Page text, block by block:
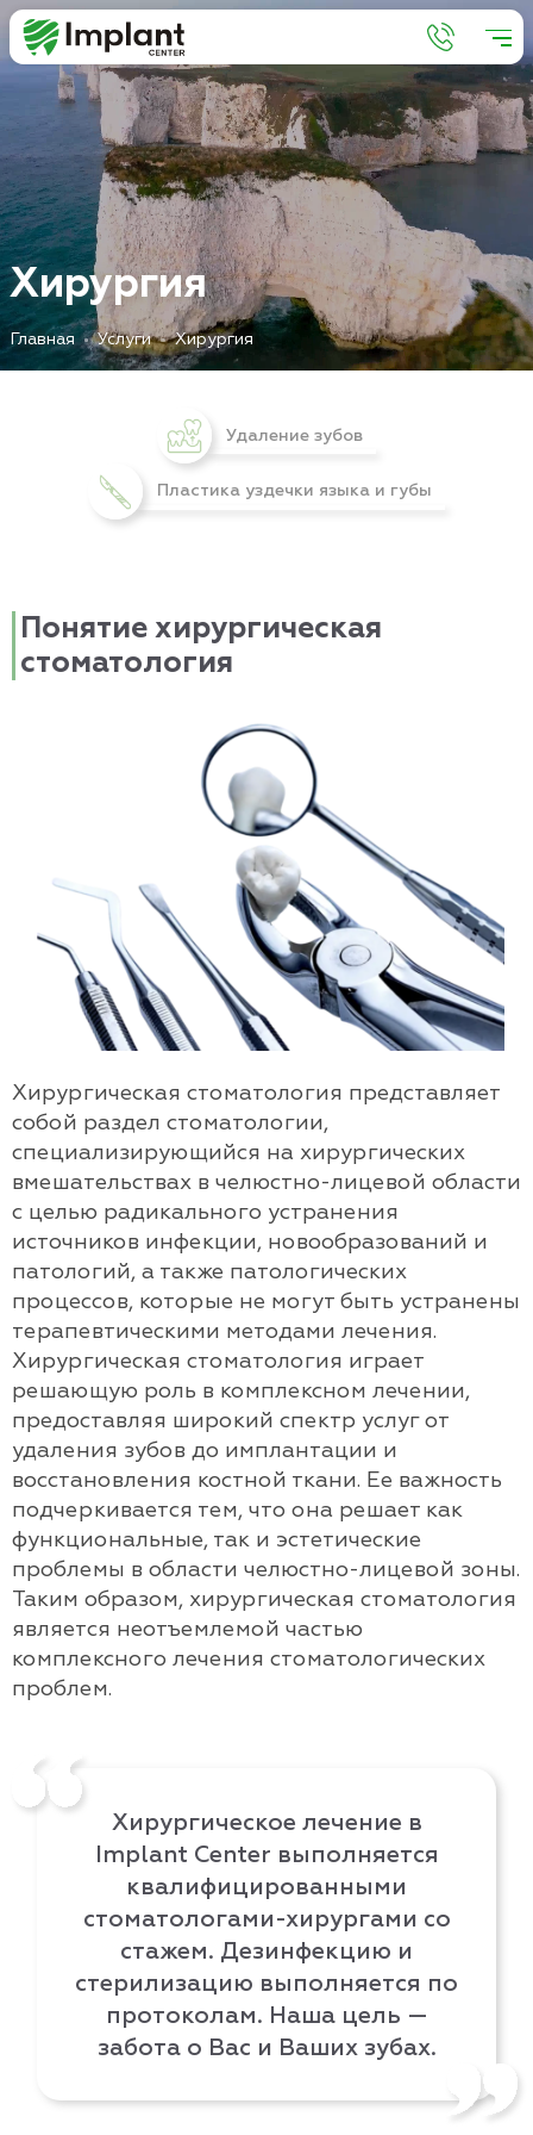
Хирургия
Главная Услуги Хирургия
Удаление зубов
Пластика уздечки языка и губы
Понятие хирургическая
стоматология
Хирургическая стоматология представляет
собой раздел стоматологии,
специализирующийся на хирургических
вмешательствах в челюстно-лицевой области
с целью радикального устранения
источников инфекции, новообразований и
патологий, а также патологических
процессов, которые не могут быть устранены
терапевтическими методами лечения.
Хирургическая стоматология играет
решающую роль в комплексном лечении,
предоставляя широкий спектр услуг от
удаления зубов до имплантации и
восстановления костной ткани. Ее важность
подчеркивается тем, что она решает как
функциональные, так и эстетические
проблемы в области челюстно-лицевой зоны.
Таким образом, хирургическая стоматология
является неотъемлемой частью
комплексного лечения стоматологических
проблем.
Хирургическое лечение в
Implant Center выполняется
квалифицированными
стоматологами-хирургами со
стажем. Дезинфекцию и
стерилизацию выполняется по
протоколам. Наша цель —
забота о Вас и Ваших зубах.
Лагута Вячеслав Александрович